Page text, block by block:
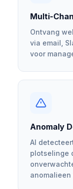
Multi-
Ontvang
via email,
voor
Anomaly
AI
plotselinge